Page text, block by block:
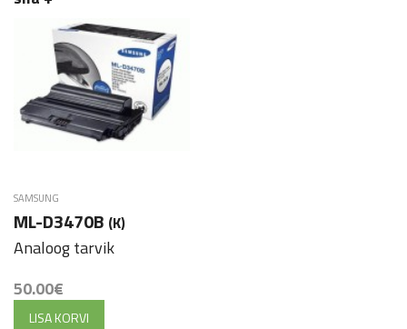
SAMSUNG
ML-D3470B (K)
Analoog tarvik
50.00€
LISA KORVI